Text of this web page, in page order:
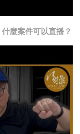
麼案件可以直播？